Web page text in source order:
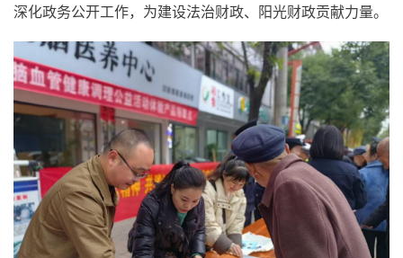
深化政务公开工作，为建设法治财政、阳光财政贡献力量。